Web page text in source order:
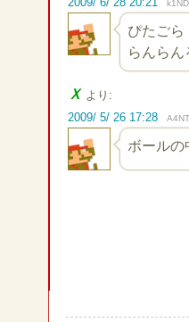
ぴたご
らんらん
Ｘ より:
2009/ 5/ 26 17:28
ボールの